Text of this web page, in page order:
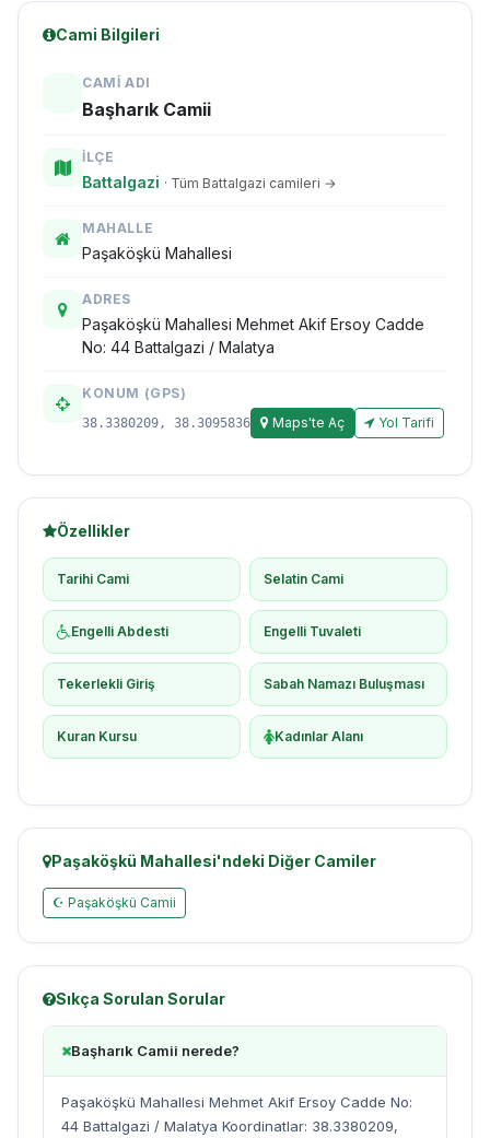
Cami Bilgileri
CAMI ADI
Başharık Camii
İLÇE
Battalgazi · Tüm Battalgazi camileri →
MAHALLE
Paşaköşkü Mahallesi
ADRES
Paşaköşkü Mahallesi Mehmet Akif Ersoy Cadde
No: 44 Battalgazi / Malatya
KONUM (GPS)
38.3380209, 38.3095836 Maps'te Aç Yol Tarifi
Özellikler
Tarihi Cami Selatin Cami
Engelli Abdesti Engelli Tuvaleti
Tekerlekli Giriş Sabah Namazı Buluşması
Kuran Kursu Kadınlar Alanı
Paşaköşkü Mahallesi'ndeki Diğer Camiler
☪ Paşaköşkü Camii
Sıkça Sorulan Sorular
Başharık Camii nerede?
Paşaköşkü Mahallesi Mehmet Akif Ersoy Cadde No:
44 Battalgazi / Malatya Koordinatlar: 38.3380209,